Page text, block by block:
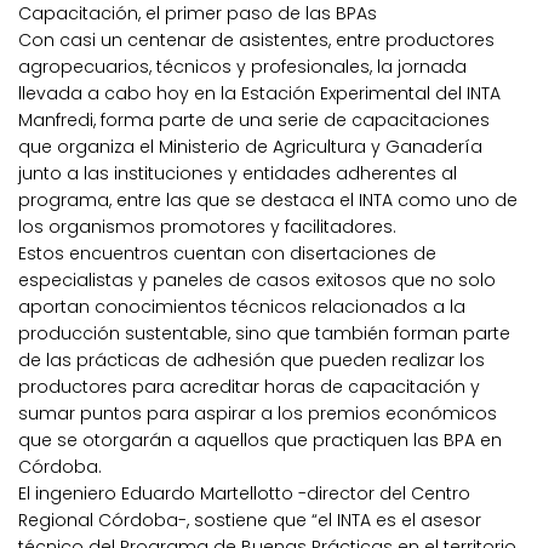
Capacitación, el primer paso de las BPAs
Con casi un centenar de asistentes, entre productores
agropecuarios, técnicos y profesionales, la jornada
llevada a cabo hoy en la Estación Experimental del INTA
Manfredi, forma parte de una serie de capacitaciones
que organiza el Ministerio de Agricultura y Ganadería
junto a las instituciones y entidades adherentes al
programa, entre las que se destaca el INTA como uno de
los organismos promotores y facilitadores.
Estos encuentros cuentan con disertaciones de
especialistas y paneles de casos exitosos que no solo
aportan conocimientos técnicos relacionados a la
producción sustentable, sino que también forman parte
de las prácticas de adhesión que pueden realizar los
productores para acreditar horas de capacitación y
sumar puntos para aspirar a los premios económicos
que se otorgarán a aquellos que practiquen las BPA en
Córdoba.
El ingeniero Eduardo Martellotto -director del Centro
Regional Córdoba-, sostiene que “el INTA es el asesor